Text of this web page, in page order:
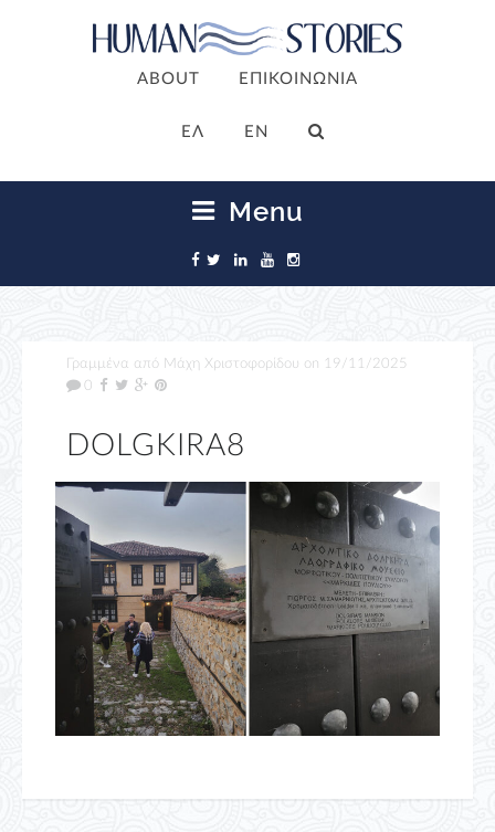
ABOUT ΕΠΙΚΟΙΝΩΝΙΑ
ΕΛ EN
Menu
Γραμμένα από Μάχη Χριστοφορίδου on 19/11/2025
0
DOLGKIRA8